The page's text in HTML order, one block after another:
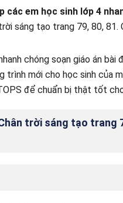
các em học sinh lớp 4
sáng tạo trang 79, 80, 81.
chóng soạn giáo án bài
trình mới cho học sinh của
để chuẩn bị thật tốt
trời sáng tạo trang